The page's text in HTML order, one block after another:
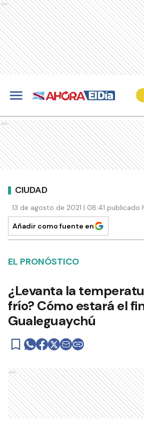
Ads
Ads
CIUDAD
13 de agosto de 2021 | 08:41 publicado
Añadir como fuente en
EL PRONÓSTICO
¿Levanta la
frío? Cómo estará el
Gualeguaychú
Ads